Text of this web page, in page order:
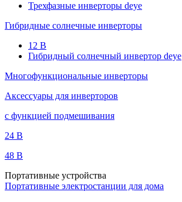
Трехфазные инверторы deye
Гибридные солнечные инверторы
12 B
Гибридный солнечный инвертор deye
Многофункциональные инверторы
Аксессуары для инверторов
с функцией подмешивания
24 B
48 B
Портативные устройства
Портативные электростанции для дома